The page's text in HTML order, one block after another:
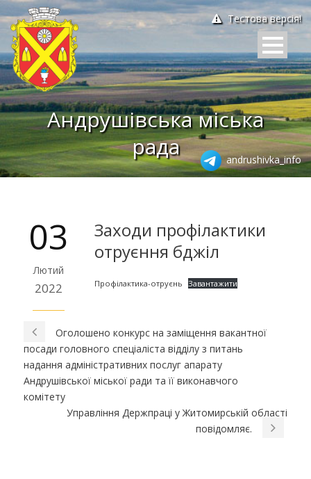
Тестова версія!
Андрушівська міська
рада
andrushivka_info
03
Лютий
2022
Заходи профілактики
отруєння бджіл
Профілактика-отруєнь Завантажити
Оголошено конкурс на заміщення вакантної
посади головного спеціаліста відділу з питань
надання адміністративних послуг апарату
Андрушівської міської ради та її виконавчого
комітету
Управління Держпраці у Житомирській області
повідомляє.